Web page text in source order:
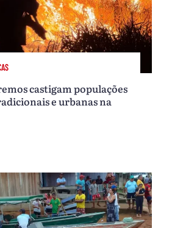
castigam populações
e urbanas na